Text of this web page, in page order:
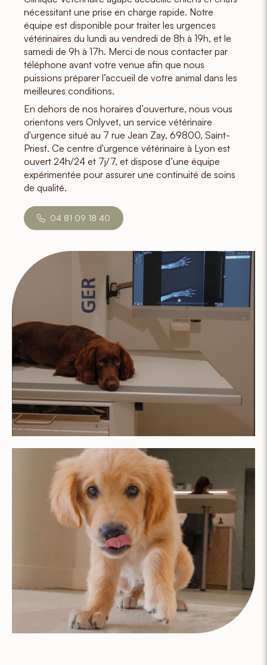
nécessitant une prise en charge rapide. Notre
équipe est disponible pour traiter les urgences
vétérinaires du lundi au vendredi de 8h à 19h, et le
samedi de 9h à 17h. Merci de nous contacter par
téléphone avant votre venue afin que nous
puissions préparer l’accueil de votre animal dans les
meilleures conditions.
En dehors de nos horaires d’ouverture, nous vous
orientons vers Onlyvet, un service vétérinaire
d'urgence situé au 7 rue Jean Zay, 69800, Saint-
Priest. Ce centre d'urgence vétérinaire à Lyon est
ouvert 24h/24 et 7j/7, et dispose d’une équipe
expérimentée pour assurer une continuité de soins
de qualité.
04 81 09 18 40